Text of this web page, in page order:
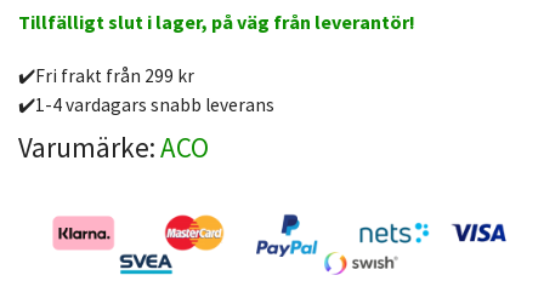
Tillfälligt slut i lager, på väg från leverantör!
✔️Fri frakt från 299 kr
✔️1-4 vardagars snabb leverans
Varumärke:ACO